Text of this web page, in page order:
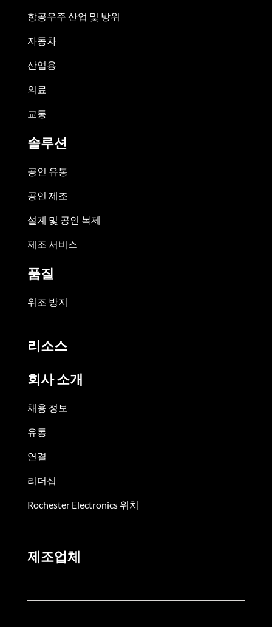
항공우주 산업 및 방위
자동차
산업용
의료
교통
솔루션
공인 유통
공인 제조
설계 및 공인 복제
제조 서비스
품질
위조 방지
리소스
회사 소개
채용 정보
유통
연결
리더십
Rochester Electronics 위치
제조업체